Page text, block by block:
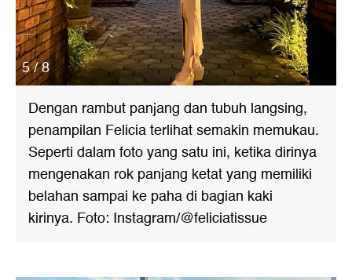
5 / 8
Dengan rambut panjang dan tubuh langsing,
penampilan Felicia terlihat semakin memukau.
Seperti dalam foto yang satu ini, ketika dirinya
mengenakan rok panjang ketat yang memiliki
belahan sampai ke paha di bagian kaki
kirinya. Foto: Instagram/@feliciatissue